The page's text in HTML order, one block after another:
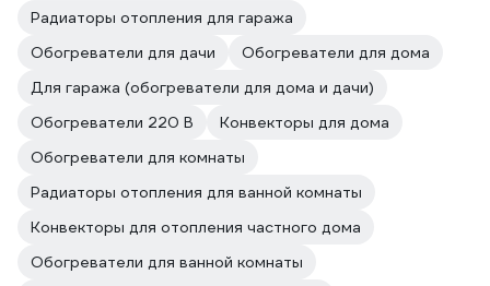
Радиаторы отопления для гаража
Обогреватели для дачи
Обогреватели для дома
Для гаража (обогреватели для дома и дачи)
Обогреватели 220 В
Конвекторы для дома
Обогреватели для комнаты
Радиаторы отопления для ванной комнаты
Конвекторы для отопления частного дома
Обогреватели для ванной комнаты